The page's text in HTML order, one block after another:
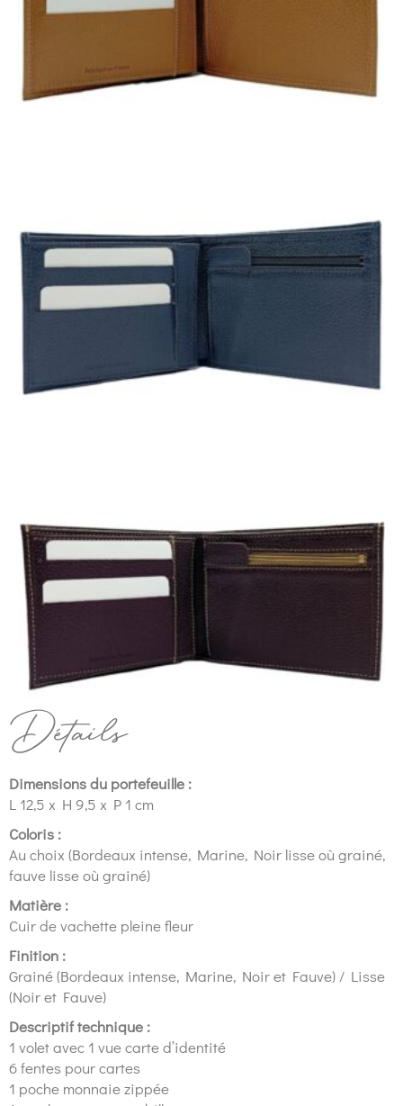
Détails
Dimensions du portefeuille :
L 12,5 x H 9,5 x P 1 cm
Coloris :
Au choix (Bordeaux intense, Marine, Noir lisse où grainé,
fauve lisse où grainé)
Matière :
Cuir de vachette pleine fleur
Finition :
Grainé (Bordeaux intense, Marine, Noir et Fauve) / Lisse
(Noir et Fauve)
Descriptif technique :
1 volet avec 1 vue carte d’identité
6 fentes pour cartes
1 poche monnaie zippée